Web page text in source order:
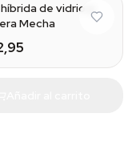
de vidrio y
Mecha